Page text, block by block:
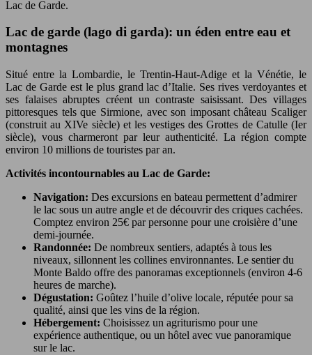
Lac de Garde.
Lac de garde (lago di garda): un éden entre eau et
montagnes
Situé entre la Lombardie, le Trentin-Haut-Adige et la Vénétie, le
Lac de Garde est le plus grand lac d’Italie. Ses rives verdoyantes et
ses falaises abruptes créent un contraste saisissant. Des villages
pittoresques tels que Sirmione, avec son imposant château Scaliger
(construit au XIVe siècle) et les vestiges des Grottes de Catulle (Ier
siècle), vous charmeront par leur authenticité. La région compte
environ 10 millions de touristes par an.
Activités incontournables au Lac de Garde:
Navigation: Des excursions en bateau permettent d’admirer
le lac sous un autre angle et de découvrir des criques cachées.
Comptez environ 25€ par personne pour une croisière d’une
demi-journée.
Randonnée: De nombreux sentiers, adaptés à tous les
niveaux, sillonnent les collines environnantes. Le sentier du
Monte Baldo offre des panoramas exceptionnels (environ 4-6
heures de marche).
Dégustation: Goûtez l’huile d’olive locale, réputée pour sa
qualité, ainsi que les vins de la région.
Hébergement: Choisissez un agriturismo pour une
expérience authentique, ou un hôtel avec vue panoramique
sur le lac.